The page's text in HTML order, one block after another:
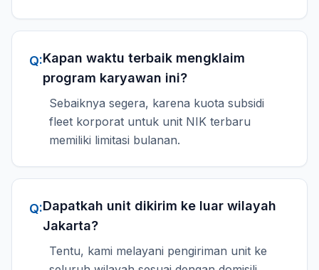
Q:Kapan waktu terbaik mengklaim
program karyawan ini?
Sebaiknya segera, karena kuota subsidi
fleet korporat untuk unit NIK terbaru
memiliki limitasi bulanan.
Q:Dapatkah unit dikirim ke luar wilayah
Jakarta?
Tentu, kami melayani pengiriman unit ke